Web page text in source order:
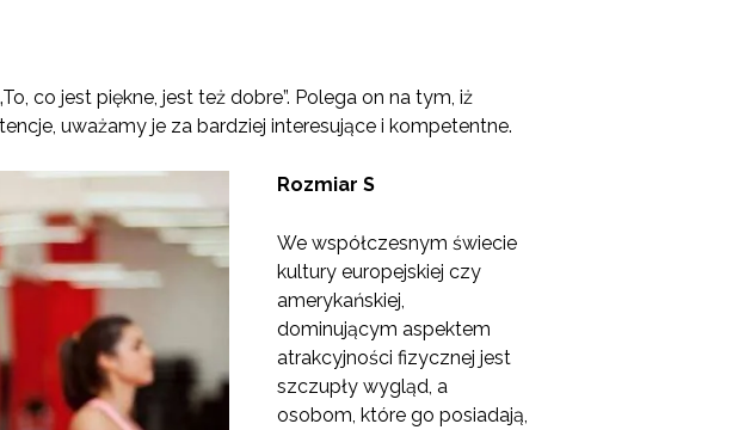
co jest piękne, jest też dobre”. Polega on na tym, iż
uważamy je za bardziej interesujące i kompetentne.
Rozmiar S
We współczesnym świecie
kultury europejskiej czy
amerykańskiej,
dominującym aspektem
atrakcyjności fizycznej jest
szczupły wygląd, a
osobom, które go posiadają,